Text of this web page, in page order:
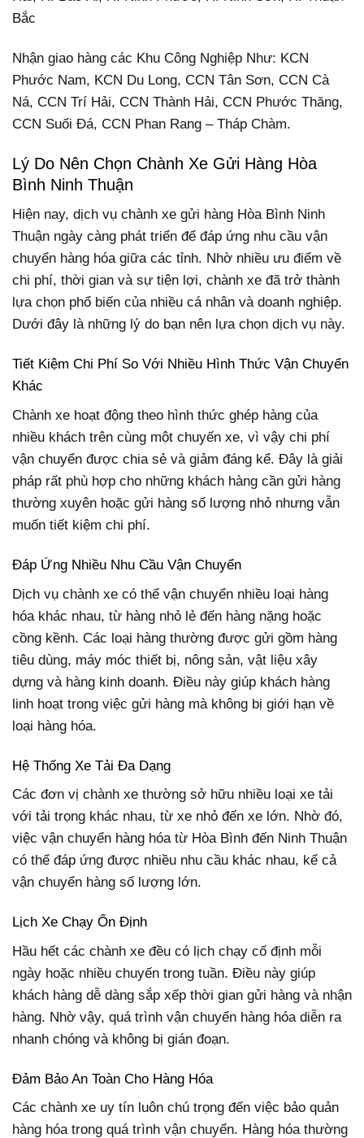
Bắc
Nhận giao hàng các Khu Công Nghiệp Như: KCN
Phước Nam, KCN Du Long, CCN Tân Sơn, CCN Cà
Ná, CCN Trí Hải, CCN Thành Hải, CCN Phước Thăng,
CCN Suối Đá, CCN Phan Rang – Tháp Chàm.
Lý Do Nên Chọn Chành Xe Gửi Hàng Hòa
Bình Ninh Thuận
Hiện nay, dịch vụ chành xe gửi hàng Hòa Bình Ninh
Thuận ngày càng phát triển để đáp ứng nhu cầu vận
chuyển hàng hóa giữa các tỉnh. Nhờ nhiều ưu điểm về
chi phí, thời gian và sự tiện lợi, chành xe đã trở thành
lựa chọn phổ biến của nhiều cá nhân và doanh nghiệp.
Dưới đây là những lý do bạn nên lựa chọn dịch vụ này.
Tiết Kiệm Chi Phí So Với Nhiều Hình Thức Vận Chuyển
Khác
Chành xe hoạt động theo hình thức ghép hàng của
nhiều khách trên cùng một chuyến xe, vì vậy chi phí
vận chuyển được chia sẻ và giảm đáng kể. Đây là giải
pháp rất phù hợp cho những khách hàng cần gửi hàng
thường xuyên hoặc gửi hàng số lượng nhỏ nhưng vẫn
muốn tiết kiệm chi phí.
Đáp Ứng Nhiều Nhu Cầu Vận Chuyển
Dịch vụ chành xe có thể vận chuyển nhiều loại hàng
hóa khác nhau, từ hàng nhỏ lẻ đến hàng nặng hoặc
cồng kềnh. Các loại hàng thường được gửi gồm hàng
tiêu dùng, máy móc thiết bị, nông sản, vật liệu xây
dựng và hàng kinh doanh. Điều này giúp khách hàng
linh hoạt trong việc gửi hàng mà không bị giới hạn về
loại hàng hóa.
Hệ Thống Xe Tải Đa Dạng
Các đơn vị chành xe thường sở hữu nhiều loại xe tải
với tải trọng khác nhau, từ xe nhỏ đến xe lớn. Nhờ đó,
việc vận chuyển hàng hóa từ Hòa Bình đến Ninh Thuận
có thể đáp ứng được nhiều nhu cầu khác nhau, kể cả
vận chuyển hàng số lượng lớn.
Lịch Xe Chạy Ổn Định
Hầu hết các chành xe đều có lịch chạy cố định mỗi
ngày hoặc nhiều chuyến trong tuần. Điều này giúp
khách hàng dễ dàng sắp xếp thời gian gửi hàng và nhận
hàng. Nhờ vậy, quá trình vận chuyển hàng hóa diễn ra
nhanh chóng và không bị gián đoạn.
Đảm Bảo An Toàn Cho Hàng Hóa
Các chành xe uy tín luôn chú trọng đến việc bảo quản
hàng hóa trong quá trình vận chuyển. Hàng hóa thường